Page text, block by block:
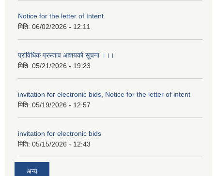
Notice for the letter of Intent
मिति: 06/02/2026 - 12:11
प्राविधिक प्रस्ताव आशयको सूचना ।।।
मिति: 05/21/2026 - 19:23
invitation for electronic bids, Notice for the letter of intent
मिति: 05/19/2026 - 12:57
invitation for electronic bids
मिति: 05/15/2026 - 12:43
अन्य